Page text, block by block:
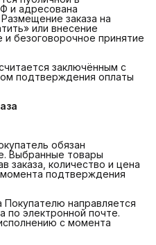
и адресована
заказа на
или внесение
безоговорочное принятие
заключённым с
подтверждения оплаты
обязан
Выбранные товары
заказа, количество и цена
подтверждения
Покупателю направляется
по электронной почте.
с момента